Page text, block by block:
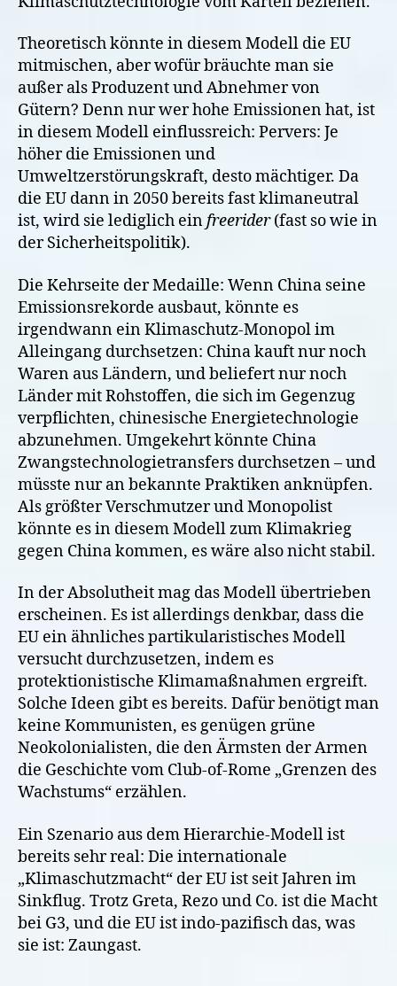
Theoretisch könnte in diesem Modell die EU
mitmischen, aber wofür bräuchte man sie
außer als Produzent und Abnehmer von
Gütern? Denn nur wer hohe Emissionen hat, ist
in diesem Modell einflussreich: Pervers: Je
höher die Emissionen und
Umweltzerstörungskraft, desto mächtiger. Da
die EU dann in 2050 bereits fast klimaneutral
ist, wird sie lediglich einfreerider(fast so wie in
der Sicherheitspolitik).
Die Kehrseite der Medaille: Wenn China seine
Emissionsrekorde ausbaut, könnte es
irgendwann ein Klimaschutz-Monopol im
Alleingang durchsetzen: China kauft nur noch
Waren aus Ländern, und beliefert nur noch
Länder mit Rohstoffen, die sich im Gegenzug
verpflichten, chinesische Energietechnologie
abzunehmen. Umgekehrt könnte China
Zwangstechnologietransfers durchsetzen – und
müsste nur an bekannte Praktiken anknüpfen.
Als größter Verschmutzer und Monopolist
könnte es in diesem Modell zum Klimakrieg
gegen China kommen, es wäre also nicht stabil.
In der Absolutheit mag das Modell übertrieben
erscheinen. Es ist allerdings denkbar, dass die
EU ein ähnliches partikularistisches Modell
versucht durchzusetzen, indem es
protektionistische Klimamaßnahmen ergreift.
Solche Ideen gibt es bereits. Dafür benötigt man
keine Kommunisten, es genügen grüne
Neokolonialisten, die den Ärmsten der Armen
die Geschichte vom Club-of-Rome „Grenzen des
Wachstums“ erzählen.
Ein Szenario aus dem Hierarchie-Modell ist
bereits sehr real: Die internationale
„Klimaschutzmacht“ der EU ist seit Jahren im
Sinkflug. Trotz Greta, Rezo und Co. ist die Macht
bei G3, und die EU ist indo-pazifisch das, was
sie ist: Zaungast.